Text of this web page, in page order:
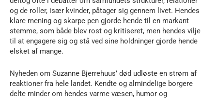
og de roller, især kvinder, påtager sig gennem livet. Hendes
klare mening og skarpe pen gjorde hende til en markant
stemme, som både blev rost og kritiseret, men hendes vilje
til at engagere sig og stå ved sine holdninger gjorde hende
elsket af mange.
Nyheden om Suzanne Bjerrehuus’ død udløste en strøm af
reaktioner fra hele landet. Kendte og almindelige borgere
delte minder om hendes varme væsen, humor og